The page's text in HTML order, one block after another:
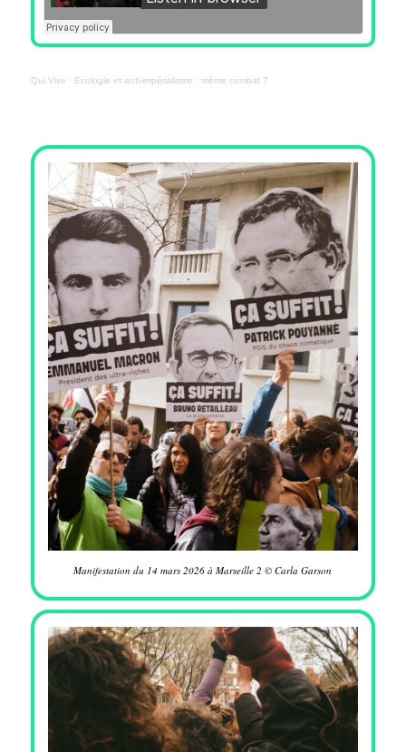
Qui Vive · Ecologie et anti-impérialisme : même combat ?
Manifestation du 14 mars 2026 à Marseille 2 © Carla Garson